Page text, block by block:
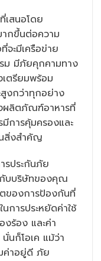
เสนอโดย
กขึ้นต่อความ
จะมีเครือข่าย
ม มีภัยคุกคามทาง
ตรียมพร้อม
งกว่าทุกอย่าง
ผลิตภัณฑ์อาหารที่
การคุ้มครองและ
สิ่งสำคัญ
รประกันภัย
กับบริษัทของคุณ
ของการป้องกันที่
การประหยัดค่าใช้
งร้อง และค่า
นก็โอเค แม้ว่า
ค่าอยู่ดี ภัย